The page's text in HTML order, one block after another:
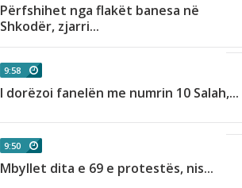
Përfshihet nga flakët banesa në
Shkodër, zjarri...
9:58
I dorëzoi fanelën me numrin 10 Salah,...
9:50
Mbyllet dita e 69 e protestës, nis...